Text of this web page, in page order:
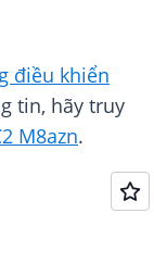
điều khiển
tin, hãy truy
M8azn.